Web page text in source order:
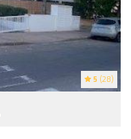
5 (28)